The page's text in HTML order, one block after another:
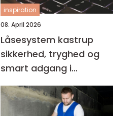
inspiration
08. April 2026
Låsesystem kastrup
sikkerhed, tryghed og
smart adgang i
hverdagen